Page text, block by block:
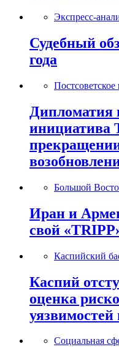
Экспресс-
Судебный
года
Постсоветское
Дипломатия
инициатива
Большой
Иран и
свой
Каспийский
Каспий
оценка
уязвимостей
Социальная